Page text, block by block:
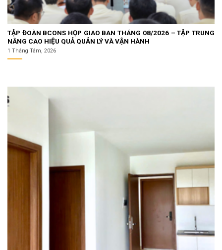
TẬP ĐOÀN BCONS HỌP GIAO BAN THÁNG 08/2026 – TẬP TRUNG
NÂNG CAO HIỆU QUẢ QUẢN LÝ VÀ VẬN HÀNH
1 Tháng Tám, 2026